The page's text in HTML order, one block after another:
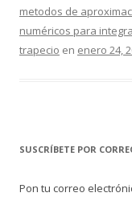
metodos de
numéricos para
trapecio en enero 24,
SUSCRÍBETE POR
Pon tu correo